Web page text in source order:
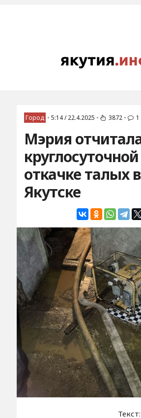
Город • 5:14 / 22.4.2025 • 3872 • 1
Мэрия
круглосуточной
откачке талых
Якутске